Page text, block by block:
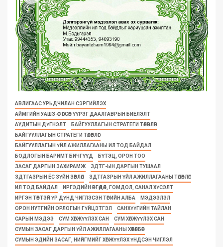
АВЛИГААС УРЬДЧИЛАН СЭРГИЙЛЭХ
АЙМГИЙН УАШЗ-ӨӨС ӨГСӨН ҮҮРЭГ ДААЛГАВРЫН БИЕЛЭЛТ
АУДИТЫН ДҮГНЭЛТ
БАЙГУУЛЛАГЫН СТРАТЕГИ ТӨЛӨВЛӨГӨӨ
БАЙГУУЛЛАГЫН СТРАТЕГИ ТӨЛӨВЛӨГӨӨ
БАЙГУУЛЛАГЫН ҮЙЛ АЖИЛЛАГААНЫ ИЛ ТОД БАЙДАЛ
БОДЛОГЫН БАРИМТ БИЧГҮҮД
БҮТЭЦ, ОРОН ТОО
ЗАСАГ ДАРГЫН ЗАХИРАМЖ
ЗДТГ-ЫН ДАРГЫН ТУШААЛ
ЗДТГАЗРЫН ЁС ЗҮЙН ЗӨВЛӨЛ
ЗДТГАЗРЫН ҮЙЛ АЖИЛЛАГААНЫ ТӨЛӨВЛӨГӨӨ
ИЛ ТОД БАЙДАЛ
ИРГЭДИЙН ӨРГӨДӨЛ, ГОМДОЛ, САНАЛ ХҮСЭЛТ
ИРГЭН ТӨВТЭЙ ҮР ДҮНД ЧИГЛЭСЭН ТӨРИЙН АЛБА
МЭДЭЭЛЭЛ
ОРОН НУТГИЙН ОРЛОГЫН ГҮЙЦЭТГЭЛ
САНХҮҮГИЙН ТАЙЛАН
САРЫН МЭДЭЭ
СУМ ХӨГЖҮҮЛЭХ САН
СУМ ХӨГЖҮҮЛЭХ САН
СУМЫН ЗАСАГ ДАРГЫН ҮЙЛ АЖИЛЛАГААНЫ ХӨТӨЛБӨР
СУМЫН ЭДИЙН ЗАСАГ, НИЙГМИЙГ ХӨГЖҮҮЛЭХ ҮНДСЭН ЧИГЛЭЛ